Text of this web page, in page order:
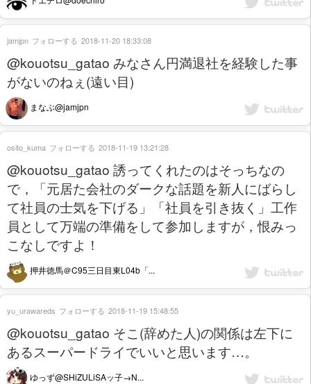
@kouotsu_gatao みなさん円満退社を経験した事
がないのねぇ(遠い目)
まなぶ@jamjpn
jamjpn フォローする 2018-11-20 18:33:08
@kouotsu_gatao 誘ってくれたのはそっちなの
で，「元居た会社のダークな話題を新人にばらし
て社員の士気を下げる」「社員を引き抜く」工作
員として万端の準備をして参加しますが，恨みっ
こなしですよ！
押井徳馬＠C95三日目東L04b「...
osito_kuma フォローする 2018-11-19 13:21:28
@kouotsu_gatao そこ(辞めた人)の関係は左下に
あるスーパードライでいいと思います…。
ゆっず@SHiZULiSAッ子→N...
yu_urawareds フォローする 2018-11-19 15:48:55